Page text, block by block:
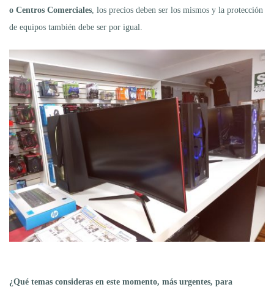
o Centros Comerciales , los precios deben ser los mismos y la protección
de equipos también debe ser por igual.
¿Qué temas consideras en este momento, más urgentes, para